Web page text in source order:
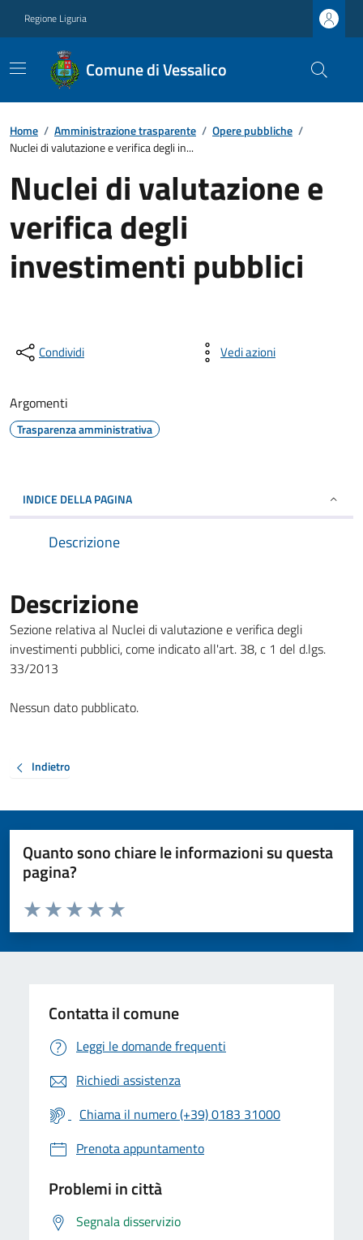
Regione Liguria
Comune di Vessalico
Home / Amministrazione trasparente / Opere pubbliche /
Nuclei di valutazione e verifica degli in...
Nuclei di valutazione e
verifica degli
investimenti pubblici
Condividi Vedi azioni
Argomenti
Trasparenza amministrativa
INDICE DELLA PAGINA
Descrizione
Descrizione
Sezione relativa al Nuclei di valutazione e verifica degli
investimenti pubblici, come indicato all'art. 38, c 1 del d.lgs.
33/2013
Nessun dato pubblicato.
Indietro
Quanto sono chiare le informazioni su questa
pagina?
Valuta da 1 a 5 stelle la pagina
Valuta 5 stelle su 5
Valuta 4 stelle su 5
Valuta 3 stelle su 5
Valuta 2 stelle su 5
Valuta 1 stelle su 5
Contatta il comune
Leggi le domande frequenti
Richiedi assistenza
Chiama il numero (+39) 0183 31000
Prenota appuntamento
Problemi in città
Segnala disservizio